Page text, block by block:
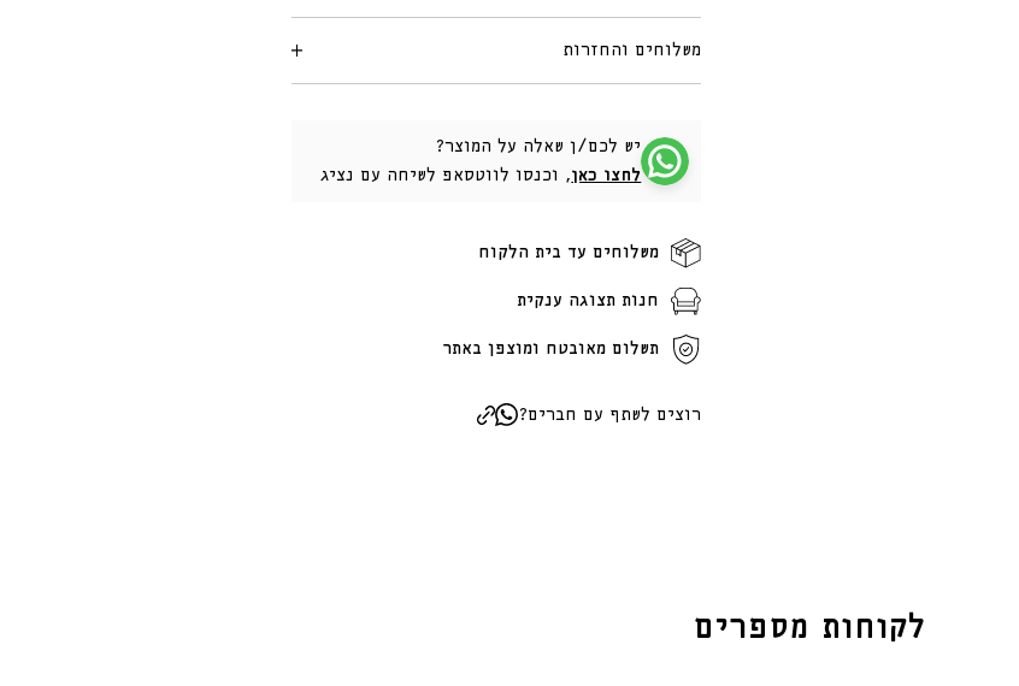
משלוחים והחזרות
יש לכם/ן שאלה על המוצר?
לחצו כאן, וכנסו לווטסאפ לשיחה עם נציג
משלוחים עד בית הלקוח
חנות תצוגה ענקית
תשלום מאובטח ומוצפן באתר
רוצים לשתף עם חברים?
לקוחות מספרים